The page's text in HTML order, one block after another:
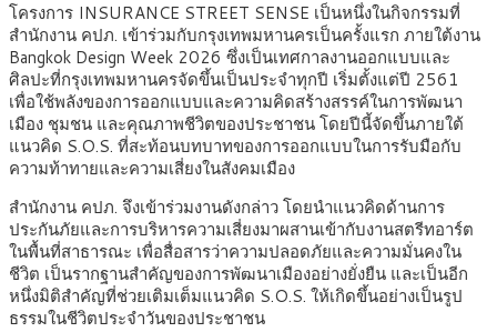
โครงการ INSURANCE STREET SENSE เป็นหนึ่งในกิจกรรมที่
สำนักงาน คปภ. เข้าร่วมกับกรุงเทพมหานครเป็นครั้งแรก ภายใต้งาน
Bangkok Design Week 2026 ซึ่งเป็นเทศกาลงานออกแบบและ
ศิลปะที่กรุงเทพมหานครจัดขึ้นเป็นประจำทุกปี เริ่มตั้งแต่ปี 2561
เพื่อใช้พลังของการออกแบบและความคิดสร้างสรรค์ในการพัฒนา
เมือง ชุมชน และคุณภาพชีวิตของประชาชน โดยปีนี้จัดขึ้นภายใต้
แนวคิด S.O.S. ที่สะท้อนบทบาทของการออกแบบในการรับมือกับ
ความท้าทายและความเสี่ยงในสังคมเมือง
สำนักงาน คปภ. จึงเข้าร่วมงานดังกล่าว โดยนำแนวคิดด้านการ
ประกันภัยและการบริหารความเสี่ยงมาผสานเข้ากับงานสตรีทอาร์ต
ในพื้นที่สาธารณะ เพื่อสื่อสารว่าความปลอดภัยและความมั่นคงใน
ชีวิต เป็นรากฐานสำคัญของการพัฒนาเมืองอย่างยั่งยืน และเป็นอีก
หนึ่งมิติสำคัญที่ช่วยเติมเต็มแนวคิด S.O.S. ให้เกิดขึ้นอย่างเป็นรูป
ธรรมในชีวิตประจำวันของประชาชน